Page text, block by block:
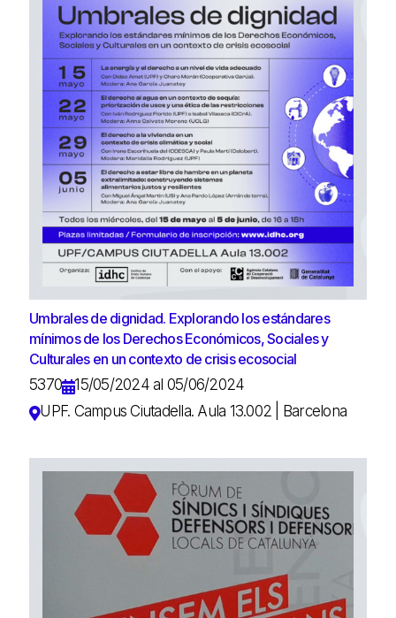
Umbrales de dignidad. Explorando los estándares
mínimos de los Derechos Económicos, Sociales y
Culturales en un contexto de crisis ecosocial
5370
15/05/2024 al 05/06/2024
UPF. Campus Ciutadella. Aula 13.002 | Barcelona